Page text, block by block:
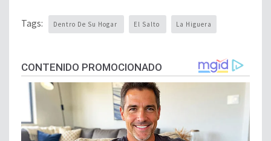
Tags: Dentro De Su Hogar El Salto La Higuera
CONTENIDO PROMOCIONADO